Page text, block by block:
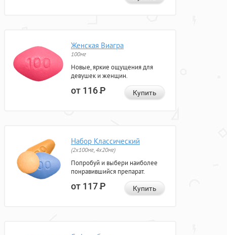
Женская Виагра
100мг
Новые, яркие ощущения для
девушек и женщин.
от 116Р Купить
Набор Классический
(2x100мг, 4x20мг)
Попробуй и выбери наиболее
понравившийся препарат.
от 117Р Купить